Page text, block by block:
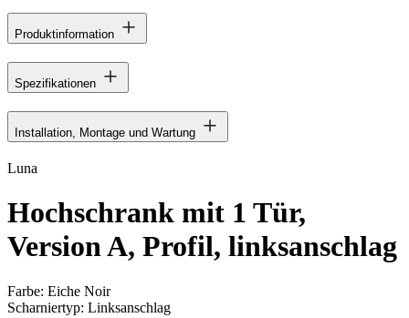
Produktinformation
Spezifikationen
Installation, Montage und Wartung
Luna
Hochschrank mit 1 Tür,
Version A, Profil, linksanschlag
Farbe: Eiche Noir
Scharniertyp: Linksanschlag